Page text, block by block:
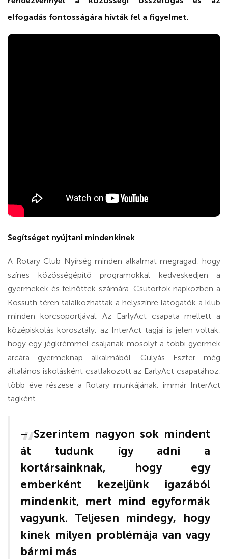
elfogadás fontosságára hívták fel a figyelmet.
Segítséget nyújtani mindenkinek
A Rotary Club Nyírség minden alkalmat megragad, hogy
színes közösségépítő programokkal kedveskedjen a
gyermekek és felnőttek számára. Csütörtök napközben a
Kossuth téren találkozhattak a helyszínre látogatók a klub
minden korcsoportjával. Az EarlyAct csapata mellett a
középiskolás korosztály, az InterAct tagjai is jelen voltak,
hogy egy jégkrémmel csaljanak mosolyt a többi gyermek
arcára gyermeknap alkalmából. Gulyás Eszter még
általános iskolásként csatlakozott az EarlyAct csapatához,
több éve részese a Rotary munkájának, immár InterAct
tagként.
– Szerintem nagyon sok mindent
át tudunk így adni a
kortársainknak, hogy egy
emberként kezeljünk igazából
mindenkit, mert mind egyformák
vagyunk. Teljesen mindegy, hogy
kinek milyen problémája van vagy
bármi más